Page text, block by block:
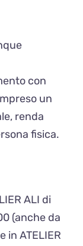
con
un
renda
fisica.
ALI di
(anche da
in ATELIER